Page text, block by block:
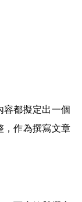
容都擬定出一個
，作為撰寫文章